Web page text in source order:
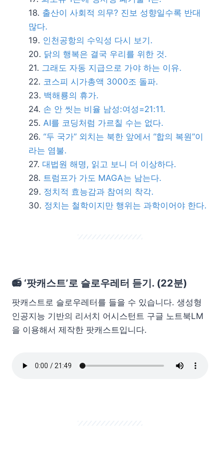
출산이 사회적 의무? 진보 성향일수록 반대
많다.
인천공항의 수익성 다시 보기.
닭의 행복은 결국 우리를 위한 것.
그래도 자동 지급으로 가야 하는 이유.
코스피 시가총액 3000조 돌파.
백해룡의 휴가.
손 안 씻는 비율 남성:여성=21:11.
AI를 코딩처럼 가르칠 수는 없다.
“두 국가” 외치는 북한 앞에서 “합의 복원”이
라는 염불.
대법원 해명, 읽고 보니 더 이상하다.
트럼프가 가도 MAGA는 남는다.
정치적 효능감과 참여의 착각.
정치는 철학이지만 행위는 과학이어야 한다.
📻 ‘팟캐스트’로 슬로우레터 듣기. (22분)
팟캐스트로 슬로우레터를 들을 수 있습니다. 생성형
인공지능 기반의 리서치 어시스턴트 구글 노트북LM
을 이용해서 제작한 팟캐스트입니다.